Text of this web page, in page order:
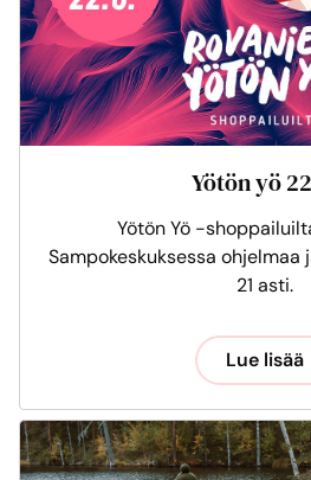
Yötön yö
Yötön Yö -
Sampokeskuksessa ohjelmaa
21 asti.
Lue lisää